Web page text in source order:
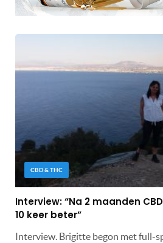
CBD & THC
Interview: “Na 2 maanden
10 keer beter”
Interview. Brigitte begon met full-